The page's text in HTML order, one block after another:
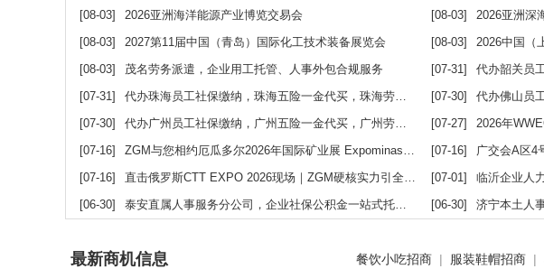
[08-03]
2026亚洲海洋能源产业博览交易会 [08-03] 2026亚洲深
[08-03]
2027第11届中国（青岛）国际化工技术装备展览会 [08-03] 2026中国（
[08-03]
茂名劳务派遣，企业用工托管、人事外包合规服务 [07-31] 代办韶关员工
[07-31]
代办珠海员工社保缴纳，珠海五险一金代买，珠海劳务派遣公司 [07-30] 代办佛山员工
[07-30]
代办广州员工社保缴纳，广州五险一金代买，广州劳务派遣公司 [07-27] 2026年
[07-16]
ZGM与您相约厄瓜多尔2026年国际矿业展 Expominas 2026 [07-16] 广交会A区4
[07-16]
直击俄罗斯CTT EXPO 2026现场｜ZGM硬核实力引全球客商瞩目 [07-01] 临沂企业人力
[06-30]
泰安直属人事服务分公司，企业社保公积金一站式托管外包 [06-30] 济宁本土人事
餐饮小吃招商 | 服装鞋帽招商 |
最新商机信息